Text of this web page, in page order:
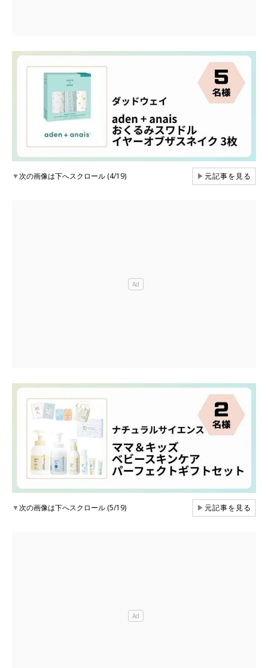
▼次の画像は下へスクロール (4/19) ▶元記事を見る
▼次の画像は下へスクロール (5/19) ▶元記事を見る